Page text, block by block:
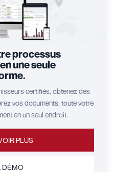
processus
une seule
certifiés, obtenez des
vos documents, toute votre
en un seul endroit.
PLUS
DÉMO